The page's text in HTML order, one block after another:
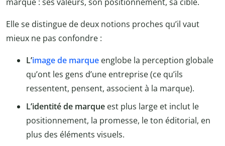
Elle se distingue de deux notions proches qu’il vaut
mieux ne pas confondre :
L’image de marque englobe la perception globale
qu’ont les gens d’une entreprise (ce qu’ils
ressentent, pensent, associent à la marque).
L’identité de marque est plus large et inclut le
positionnement, la promesse, le ton éditorial, en
plus des éléments visuels.